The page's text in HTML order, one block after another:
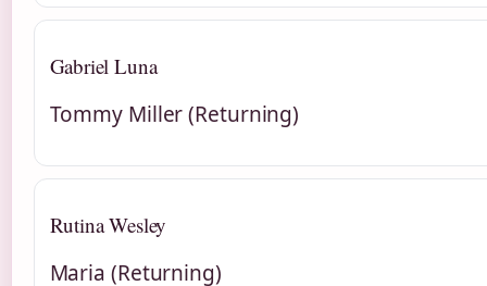
Gabriel Luna
Tommy Miller (Returning)
Rutina Wesley
Maria (Returning)